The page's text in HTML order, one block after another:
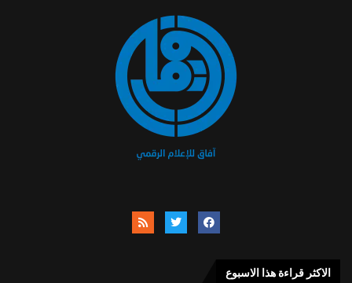
الاكثر قراءة هذا الاسبوع